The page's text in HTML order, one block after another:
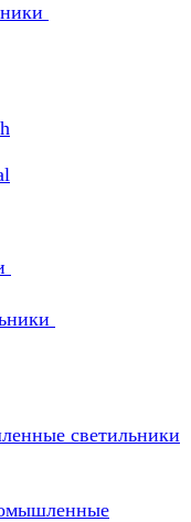
светильники